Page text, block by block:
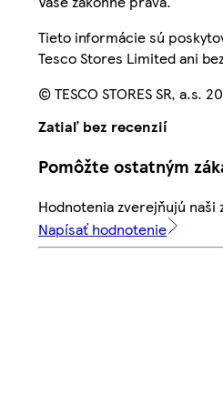
Tieto informácie sú
Tesco Stores Limited ani
© TESCO STORES SR, a.s.
Zatiaľ bez recenzií
Pomôžte ostatným
Hodnotenia zverejňujú
Napísať hodnotenie